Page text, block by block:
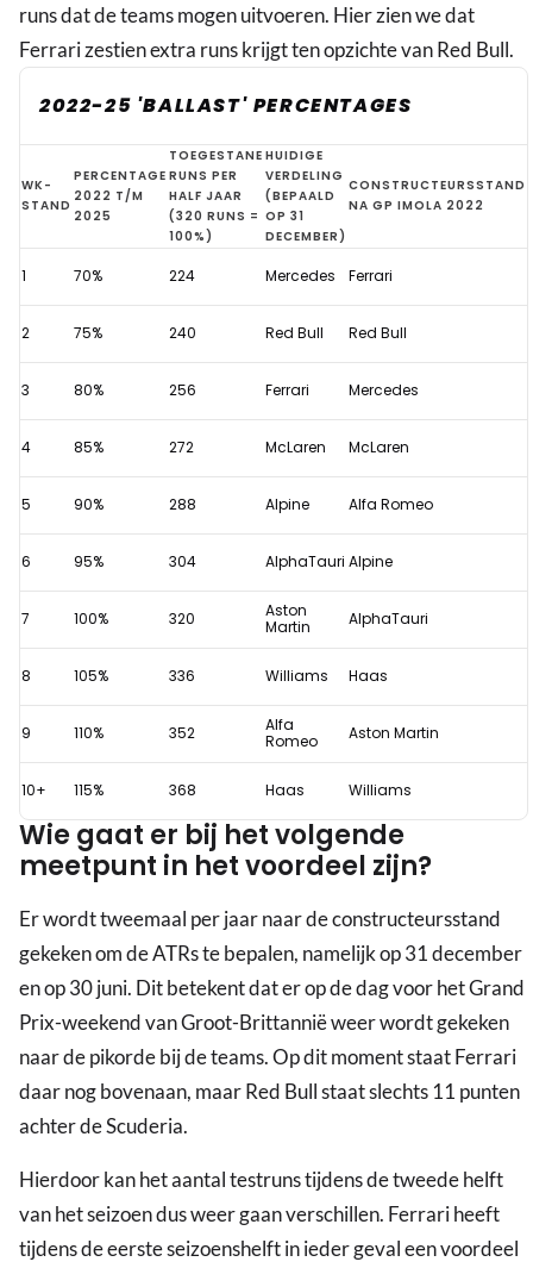
runs dat de teams mogen uitvoeren. Hier zien we dat
Ferrari zestien extra runs krijgt ten opzichte van Red Bull.
2022-25 'BALLAST' PERCENTAGES
voordeeltje
op
Red
Bull
in
de
ontwikkelingsstrijd
WK-
STAND
PERCENTAGE
2022 T/M
2025
TOEGESTANE
RUNS PER
HALF JAAR
(320 RUNS =
100%)
HUIDIGE
VERDELING
(BEPAALD
OP 31
DECEMBER)
CONSTRUCTEURSSTAND
NA GP IMOLA 2022
1 70% 224 Mercedes Ferrari
2 75% 240 Red Bull Red Bull
3 80% 256 Ferrari Mercedes
4 85% 272 McLaren McLaren
5 90% 288 Alpine Alfa Romeo
6 95% 304 AlphaTauri Alpine
7 100% 320
Aston
Martin
AlphaTauri
8 105% 336 Williams Haas
9 110% 352
Alfa
Romeo
Aston Martin
10+ 115% 368 Haas Williams
Wie gaat er bij het volgende
meetpunt in het voordeel zijn?
Er wordt tweemaal per jaar naar de constructeursstand
gekeken om de ATRs te bepalen, namelijk op 31 december
en op 30 juni. Dit betekent dat er op de dag voor het Grand
Prix-weekend van Groot-Brittannië weer wordt gekeken
naar de pikorde bij de teams. Op dit moment staat Ferrari
daar nog bovenaan, maar Red Bull staat slechts 11 punten
achter de Scuderia.
Hierdoor kan het aantal testruns tijdens de tweede helft
van het seizoen dus weer gaan verschillen. Ferrari heeft
tijdens de eerste seizoenshelft in ieder geval een voordeel